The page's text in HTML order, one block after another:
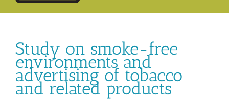
Study on smoke-free
environments and
advertising of tobacco
and related products